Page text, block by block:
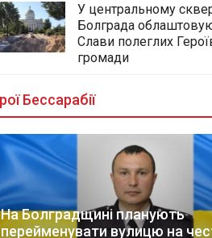
У центральному
Болграда
Слави полеглих
громади
Бессарабії
На Болградщині планують
перейменувати вулицю на